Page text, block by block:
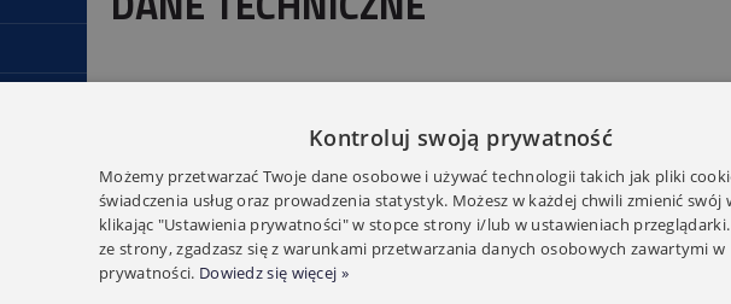
Montaż rura oktagonalna: Ø50/60mm
Kontroluj swoją prywatność
Możemy przetwarzać Twoje dane osobowe i używać technologii takich jak pliki
świadczenia usług oraz prowadzenia statystyk. Możesz w każdej chwili zmienić swój
klikając "Ustawienia prywatności" w stopce strony i/lub w ustawieniach
ze strony, zgadzasz się z warunkami przetwarzania danych osobowych zawartymi
prywatności. Dowiedz się więcej »